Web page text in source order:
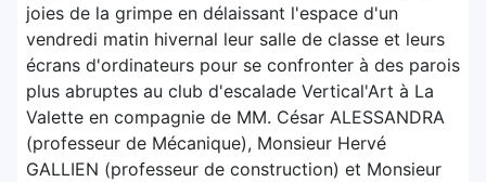
joies de la grimpe en délaissant l'espace d'un
vendredi matin hivernal leur salle de classe et leurs
écrans d'ordinateurs pour se confronter à des parois
plus abruptes au club d'escalade Vertical'Art à La
Valette en compagnie de MM. César ALESSANDRA
(professeur de Mécanique), Monsieur Hervé
GALLIEN (professeur de construction) et Monsieur